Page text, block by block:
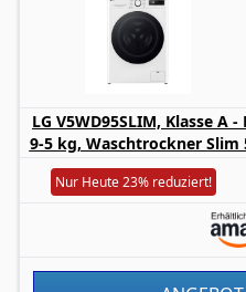
Hybrid System: Sie
Energieersparnis
LED-Trommelbeleuchtung
Reversive Trommel:
aufgelockert
LG V5WD95SLIM, Klasse A
9-5 kg, Waschtrockner Slim
Drive, Tiefenreinigung mit
Nur Heute 23% reduziert!